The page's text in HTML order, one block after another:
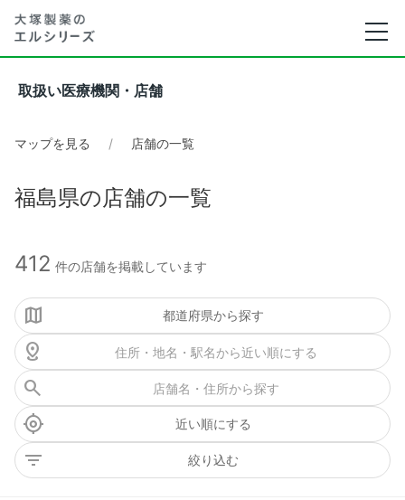
取扱い医療機関・店舗
マップを見る 店舗の一覧
福島県の店舗の一覧
412 件の店舗を掲載しています
都道府県から探す
近い順にする
絞り込む